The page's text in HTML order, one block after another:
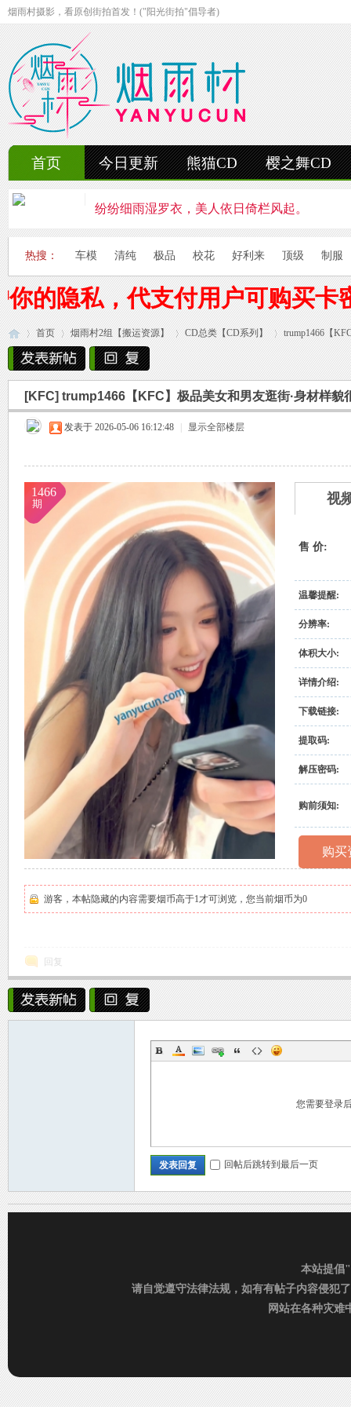
烟雨村摄影，看原创街拍首发！("阳光街拍"倡导者)
首页 今日更新 熊猫CD 樱之舞CD
纷纷细雨湿罗衣，美人依日倚栏风起。
轻抚细雨洒红楼，美人徐步舞花楸。
妍姿如水舞雨涵，美人翩然走湖畔。
风雨中的美人啊，纤腰若素玉，乱发似云烟。
雨中邂逅美人笑，花颜如露醉心间。
霏霏细雨湿樱唇，美人微笑照晚云。
柳袖轻舞如飞燕，雨中美人恋长衫。
美人在雨中舞翩翩，如花洒泪映窗前。
热搜： 车模 清纯 极品 校花 好利来 顶级 制服
的隐私，代支付用户可购买卡
首页
›
烟雨村2组【搬运资源】
›
CD总类【CD系列】
›
trump1466【
[KFC] trump1466【KFC】极品美女和男友逛街·身材样貌
发表于 2026-05-06 16:12:48 显示全部楼层
1466
期 视
售 价:
温馨提醒:
分辨率:
体积大小:
详情介绍:
下载链接:
提取码:
解压密码:
购前须知:
购买
游客，本帖隐藏的内容需要烟币高于1才可浏览，您当前烟币为0
回复
您需要登录
发表回复 回帖后跳转到最后一页
本站提倡
请自觉遵守法律法规，如有有帖子内容侵犯
网站在各种灾难